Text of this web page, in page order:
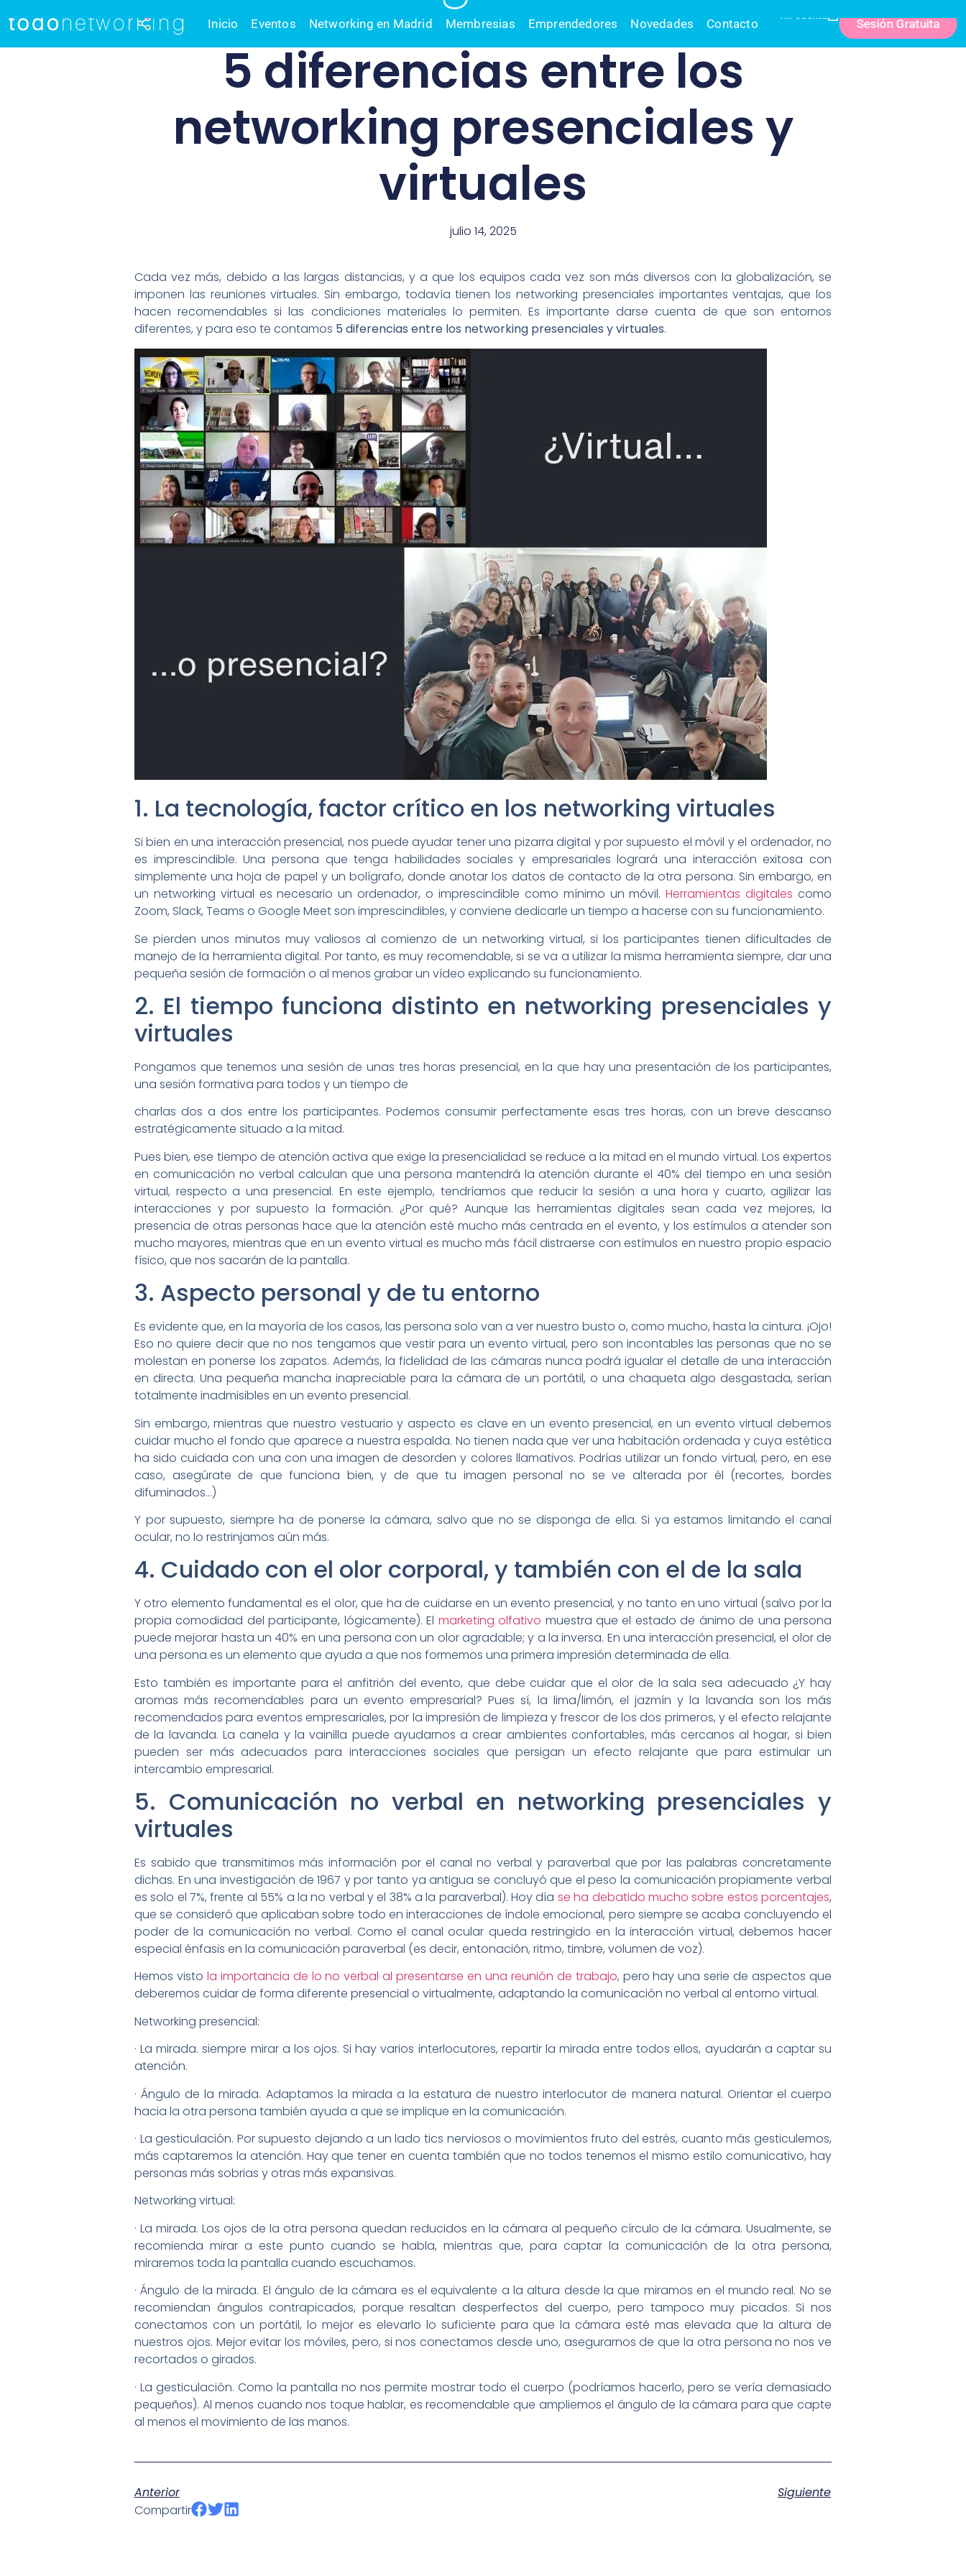
Inicio Eventos Networking en Madrid Membresias Emprendedores Novedades Contacto Sesión Gratuita
5 diferencias entre los
networking presenciales y
virtuales
julio 14, 2025
Cada vez más, debido a las largas distancias, y a que los equipos cada vez son más diversos con la globalización, se
imponen las reuniones virtuales. Sin embargo, todavía tienen los networking presenciales importantes ventajas, que los
hacen recomendables si las condiciones materiales lo permiten. Es importante darse cuenta de que son entornos
diferentes, y para eso te contamos 5 diferencias entre los networking presenciales y virtuales.
1. La tecnología, factor crítico en los networking virtuales
Si bien en una interacción presencial, nos puede ayudar tener una pizarra digital y por supuesto el móvil y el ordenador, no
es imprescindible. Una persona que tenga habilidades sociales y empresariales logrará una interacción exitosa con
simplemente una hoja de papel y un bolígrafo, donde anotar los datos de contacto de la otra persona. Sin embargo, en
un networking virtual es necesario un ordenador, o imprescindible como mínimo un móvil.Herramientas digitales como
Zoom, Slack, Teams o Google Meet son imprescindibles, y conviene dedicarle un tiempo a hacerse con su funcionamiento.
Se pierden unos minutos muy valiosos al comienzo de un networking virtual, si los participantes tienen dificultades de
manejo de la herramienta digital. Por tanto, es muy recomendable, si se va a utilizar la misma herramienta siempre, dar una
pequeña sesión de formación o al menos grabar un vídeo explicando su funcionamiento.
2. El tiempo funciona distinto en networking presenciales y
virtuales
Pongamos que tenemos una sesión de unas tres horas presencial, en la que hay una presentación de los participantes,
una sesión formativa para todos y un tiempo de
charlas dos a dos entre los participantes. Podemos consumir perfectamente esas tres horas, con un breve descanso
estratégicamente situado a la mitad.
Pues bien, ese tiempo de atención activa que exige la presencialidad se reduce a la mitad en el mundo virtual. Los expertos
en comunicación no verbal calculan que una persona mantendrá la atención durante el 40% del tiempo en una sesión
virtual, respecto a una presencial. En este ejemplo, tendríamos que reducir la sesión a una hora y cuarto, agilizar las
interacciones y por supuesto la formación. ¿Por qué? Aunque las herramientas digitales sean cada vez mejores, la
presencia de otras personas hace que la atención esté mucho más centrada en el evento, y los estímulos a atender son
mucho mayores, mientras que en un evento virtual es mucho más fácil distraerse con estímulos en nuestro propio espacio
físico, que nos sacarán de la pantalla.
3. Aspecto personal y de tu entorno
Es evidente que, en la mayoría de los casos, las persona solo van a ver nuestro busto o, como mucho, hasta la cintura. ¡Ojo!
Eso no quiere decir que no nos tengamos que vestir para un evento virtual, pero son incontables las personas que no se
molestan en ponerse los zapatos. Además, la fidelidad de las cámaras nunca podrá igualar el detalle de una interacción
en directa. Una pequeña mancha inapreciable para la cámara de un portátil, o una chaqueta algo desgastada, serían
totalmente inadmisibles en un evento presencial.
Sin embargo, mientras que nuestro vestuario y aspecto es clave en un evento presencial, en un evento virtual debemos
cuidar mucho el fondo que aparece a nuestra espalda. No tienen nada que ver una habitación ordenada y cuya estética
ha sido cuidada con una con una imagen de desorden y colores llamativos. Podrías utilizar un fondo virtual, pero, en ese
caso, asegúrate de que funciona bien, y de que tu imagen personal no se ve alterada por él (recortes, bordes
difuminados…)
Y por supuesto, siempre ha de ponerse la cámara, salvo que no se disponga de ella. Si ya estamos limitando el canal
ocular, no lo restrinjamos aún más.
4. Cuidado con el olor corporal, y también con el de la sala
Y otro elemento fundamental es el olor, que ha de cuidarse en un evento presencial, y no tanto en uno virtual (salvo por la
propia comodidad del participante, lógicamente). El marketing olfativo muestra que el estado de ánimo de una persona
puede mejorar hasta un 40% en una persona con un olor agradable; y a la inversa. En una interacción presencial, el olor de
una persona es un elemento que ayuda a que nos formemos una primera impresión determinada de ella.
Esto también es importante para el anfitrión del evento, que debe cuidar que el olor de la sala sea adecuado ¿Y hay
aromas más recomendables para un evento empresarial? Pues sí, la lima/limón, el jazmín y la lavanda son los más
recomendados para eventos empresariales, por la impresión de limpieza y frescor de los dos primeros, y el efecto relajante
de la lavanda. La canela y la vainilla puede ayudarnos a crear ambientes confortables, más cercanos al hogar, si bien
pueden ser más adecuados para interacciones sociales que persigan un efecto relajante que para estimular un
intercambio empresarial.
5. Comunicación no verbal en networking presenciales y
virtuales
Es sabido que transmitimos más información por el canal no verbal y paraverbal que por las palabras concretamente
dichas. En una investigación de 1967 y por tanto ya antigua se concluyó que el peso la comunicación propiamente verbal
es solo el 7%, frente al 55% a la no verbal y el 38% a la paraverbal). Hoy día se ha debatido mucho sobre estos porcentajes,
que se consideró que aplicaban sobre todo en interacciones de índole emocional, pero siempre se acaba concluyendo el
poder de la comunicación no verbal. Como el canal ocular queda restringido en la interacción virtual, debemos hacer
especial énfasis en la comunicación paraverbal (es decir, entonación, ritmo, timbre, volumen de voz).
Hemos visto la importancia de lo no verbal al presentarse en una reunión de trabajo, pero hay una serie de aspectos que
deberemos cuidar de forma diferente presencial o virtualmente, adaptando la comunicación no verbal al entorno virtual.
Networking presencial:
· La mirada. siempre mirar a los ojos. Si hay varios interlocutores, repartir la mirada entre todos ellos, ayudarán a captar su
atención.
· Ángulo de la mirada. Adaptamos la mirada a la estatura de nuestro interlocutor de manera natural. Orientar el cuerpo
hacia la otra persona también ayuda a que se implique en la comunicación.
· La gesticulación. Por supuesto dejando a un lado tics nerviosos o movimientos fruto del estrés, cuanto más gesticulemos,
más captaremos la atención. Hay que tener en cuenta también que no todos tenemos el mismo estilo comunicativo, hay
personas más sobrias y otras más expansivas.
Networking virtual:
· La mirada. Los ojos de la otra persona quedan reducidos en la cámara al pequeño círculo de la cámara. Usualmente, se
recomienda mirar a este punto cuando se habla, mientras que, para captar la comunicación de la otra persona,
miraremos toda la pantalla cuando escuchamos.
· Ángulo de la mirada. El ángulo de la cámara es el equivalente a la altura desde la que miramos en el mundo real. No se
recomiendan ángulos contrapicados, porque resaltan desperfectos del cuerpo, pero tampoco muy picados. Si nos
conectamos con un portátil, lo mejor es elevarlo lo suficiente para que la cámara esté mas elevada que la altura de
nuestros ojos. Mejor evitar los móviles, pero, si nos conectamos desde uno, asegurarnos de que la otra persona no nos ve
recortados o girados.
· La gesticulación. Como la pantalla no nos permite mostrar todo el cuerpo (podríamos hacerlo, pero se vería demasiado
pequeños). Al menos cuando nos toque hablar, es recomendable que ampliemos el ángulo de la cámara para que capte
al menos el movimiento de las manos.
Anterior
Siguiente
Compartir